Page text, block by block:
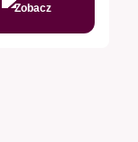
Zobacz